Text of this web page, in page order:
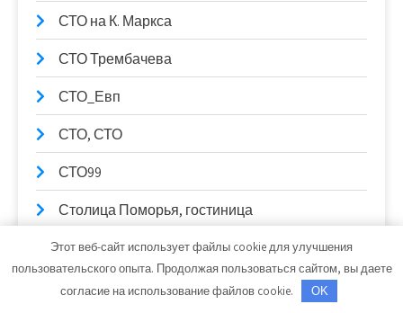
СТО на К. Маркса
СТО Трембачева
СТО_Евп
СТО, СТО
СТО99
Столица Поморья, гостиница
Стрельнинские бани
Ступень к здоровью, сауна
Этот веб-сайт использует файлы cookie для улучшения
пользовательского опыта. Продолжая пользоваться сайтом, вы даете
согласие на использование файлов cookie.
OK